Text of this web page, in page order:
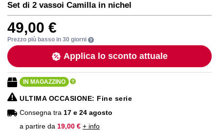
alla
fine
della
galleria
di
immagini
all'inizio
della
galleria
di
immagini
Set di 2 vassoi Camilla in nichel
49,00 €
Prezzo più basso in 30 giorni
Applica lo sconto attuale
IN MAGAZZINO
ULTIMA OCCASIONE: Fine serie
Consegna tra 17 e 24 agosto
a partire da 19,00 € + info